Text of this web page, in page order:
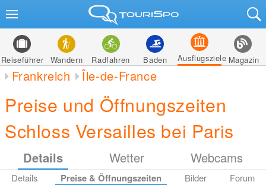
Reiseführer Wandern Radfahren Baden Ausflugsziele Magazin
Frankreich Île-de-France
Preise und Öffnungszeiten
Schloss Versailles bei Paris
Details Wetter Webcams
Details Preise & Öffnungszeiten Bilder Forum